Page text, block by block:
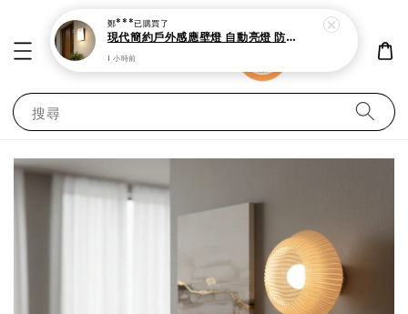
搜尋
鄭***已購買了
現代簡約戶外感應壁燈 自動亮燈 防潑水設計
1 小時前